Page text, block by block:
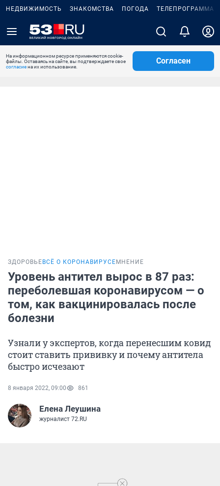
НЕДВИЖИМОСТЬ ЗНАКОМСТВА ПОГОДА ТЕЛЕПРОГРАММА
На информационном ресурсе применяются cookie-
файлы. Оставаясь на сайте, вы подтверждаете свое
согласиена их использование.
Согласен
ЗДОРОВЬЕ ВСЁ О КОРОНАВИРУСЕ МНЕНИЕ
Уровень антител вырос в 87 раз:
переболевшая коронавирусом — о
том, как вакцинировалась после
болезни
Узнали у экспертов, когда перенесшим ковид
стоит ставить прививку и почему антитела
быстро исчезают
8 января 2022, 09:00 861
Елена Леушина
журналист 72.RU